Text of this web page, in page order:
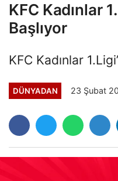
KFC Kadınlar
Başlıyor
KFC Kadınlar
DÜNYADAN 23 Şubat